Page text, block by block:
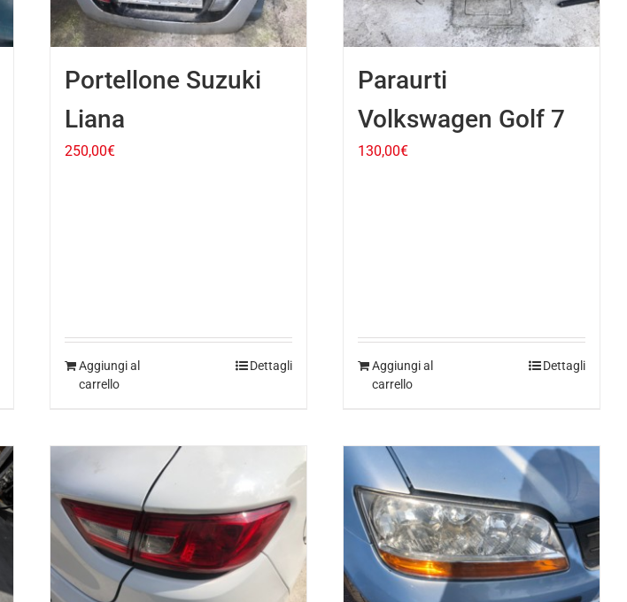
Portellone Suzuki
Liana
250,00€
Aggiungi al
carrello
Dettagli
Paraurti
Volkswagen Golf 7
130,00€
Aggiungi al
carrello
Dettagli